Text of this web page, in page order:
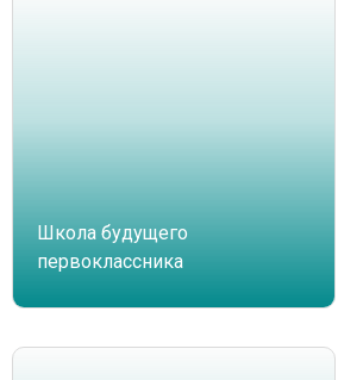
Школа будущего
первоклассника